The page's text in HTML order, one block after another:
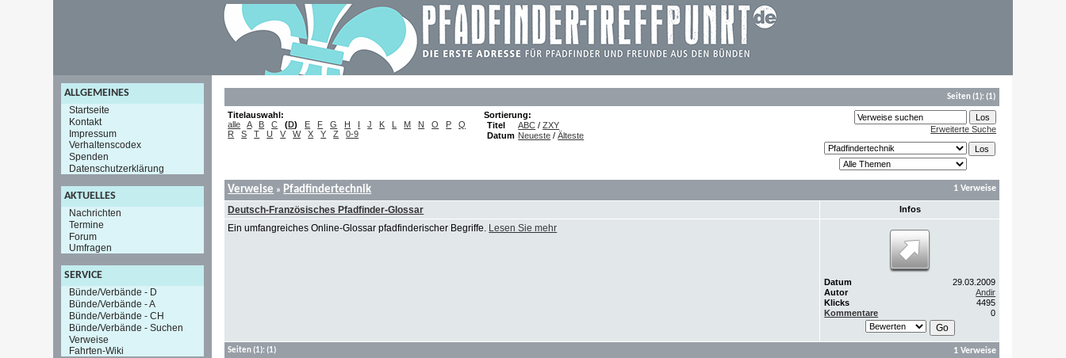
ALLGEMEINES
Startseite
Kontakt
Impressum
Verhaltenscodex
Spenden
Datenschutzerklärung
AKTUELLES
Nachrichten
Termine
Forum
Umfragen
SERVICE
Bünde/Verbände - D
Bünde/Verbände - A
Bünde/Verbände - CH
Bünde/Verbände - Suchen
Verweise
Fahrten-Wiki
Seiten(1):(1)
Titelauswahl:
alle
A B C (D) E F G H I J K L M N O P
Q
R
S T U V W X Y Z 0-9
Sortierung:
Titel
ABC /ZXY
Datum Neueste /Älteste
Erweiterte Suche
Verweise » Pfadfindertechnik 1 Verweise
Deutsch-Französisches Pfadfinder-Glossar Infos
Ein umfangreiches Online-Glossar pfadfinderischer Begriffe. Lesen Sie mehr
Datum
29.03.2009
Autor
Andir
Klicks
4495
Kommentare
0
Seiten(1):(1) 1 Verweise